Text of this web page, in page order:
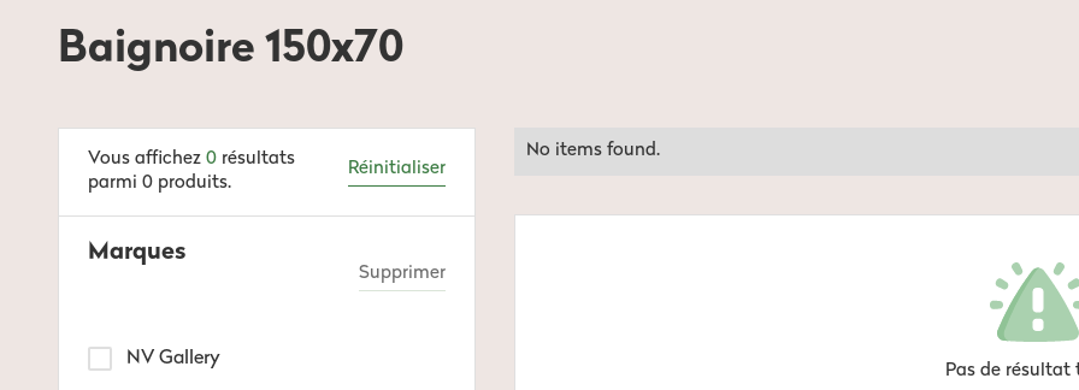
Baignoire 150x70
Vous affichez 0 résultats
parmi 0 produits.
Réinitialiser
Marques
Supprimer
NV Gallery
No items found.
Pas de résultat